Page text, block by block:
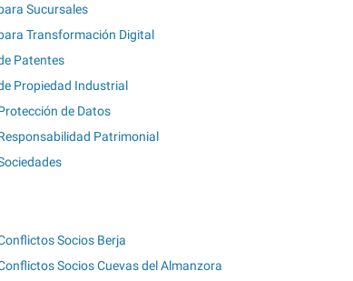
Sucursales
Transformación Digital
Patentes
Propiedad Industrial
de Datos
Patrimonial
Socios Berja
Socios Cuevas del Almanzora